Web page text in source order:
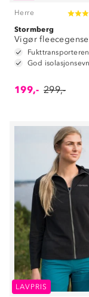
Herre
Stormberg
Vigør
God
199,- 299,-
LAVPRIS